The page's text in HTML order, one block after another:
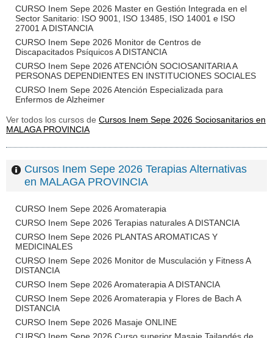
CURSO Inem Sepe 2026 Master en Gestión Integrada en el
Sector Sanitario: ISO 9001, ISO 13485, ISO 14001 e ISO
27001 A DISTANCIA
CURSO Inem Sepe 2026 Monitor de Centros de
Discapacitados Psíquicos A DISTANCIA
CURSO Inem Sepe 2026 ATENCIÓN SOCIOSANITARIA A
PERSONAS DEPENDIENTES EN INSTITUCIONES SOCIALES
CURSO Inem Sepe 2026 Atención Especializada para
Enfermos de Alzheimer
Ver todos los cursos de Cursos Inem Sepe 2026 Sociosanitarios en
MALAGA PROVINCIA
Cursos Inem Sepe 2026 Terapias Alternativas
en MALAGA PROVINCIA
CURSO Inem Sepe 2026 Aromaterapia
CURSO Inem Sepe 2026 Terapias naturales A DISTANCIA
CURSO Inem Sepe 2026 PLANTAS AROMATICAS Y
MEDICINALES
CURSO Inem Sepe 2026 Monitor de Musculación y Fitness A
DISTANCIA
CURSO Inem Sepe 2026 Aromaterapia A DISTANCIA
CURSO Inem Sepe 2026 Aromaterapia y Flores de Bach A
DISTANCIA
CURSO Inem Sepe 2026 Masaje ONLINE